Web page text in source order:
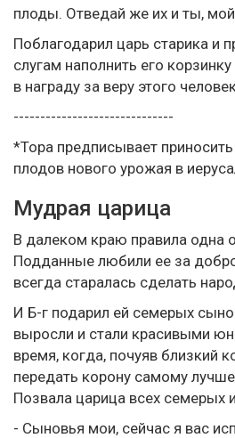
плоды. Отведай же их и ты,
Поблагодарил царь старика и
слугам наполнить его
в награду за веру этого
------------------------------
*Тора предписывает
плодов нового урожая в
Мудрая царица
В далеком краю правила одна
Подданные любили ее за
всегда старалась сделать
И Б-г подарил ей семерых
выросли и стали красивыми
время, когда, почуяв близкий
передать корону самому
Позвала царица всех семерых
- Сыновья мои, сейчас я вас